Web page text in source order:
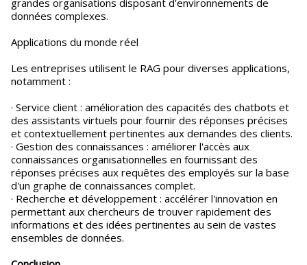
grandes organisations disposant d'environnements de
données complexes.
Applications du monde réel
Les entreprises utilisent le RAG pour diverses applications,
notamment :
· Service client : amélioration des capacités des chatbots et
des assistants virtuels pour fournir des réponses précises
et contextuellement pertinentes aux demandes des clients.
· Gestion des connaissances : améliorer l'accès aux
connaissances organisationnelles en fournissant des
réponses précises aux requêtes des employés sur la base
d'un graphe de connaissances complet.
· Recherche et développement : accélérer l'innovation en
permettant aux chercheurs de trouver rapidement des
informations et des idées pertinentes au sein de vastes
ensembles de données.